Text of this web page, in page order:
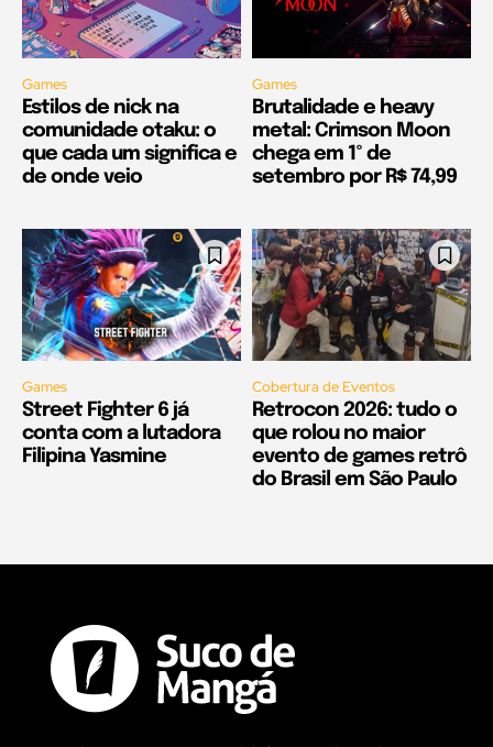
Games
Estilos de nick na
comunidade otaku: o
que cada um significa e
de onde veio
Games
Brutalidade e heavy
metal: Crimson Moon
chega em 1º de
setembro por R$ 74,99
Games
Street Fighter 6 já
conta com a lutadora
Filipina Yasmine
Cobertura de Eventos
Retrocon 2026: tudo o
que rolou no maior
evento de games retrô
do Brasil em São Paulo